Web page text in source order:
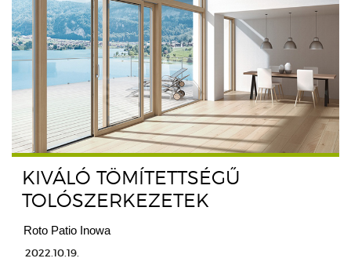
KIVÁLÓ TÖMÍTETTSÉGŰ
TOLÓSZERKEZETEK
Roto Patio Inowa
2022.10.19.